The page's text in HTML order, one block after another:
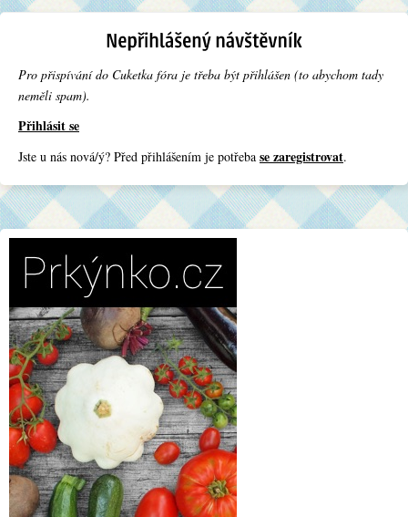
Pro přispívání do Cuketka fóra je třeba být přihlášen (to abychom tady
neměli spam).
Přihlásit se
Jste u nás nová/ý? Před přihlášením je potřeba se zaregistrovat.